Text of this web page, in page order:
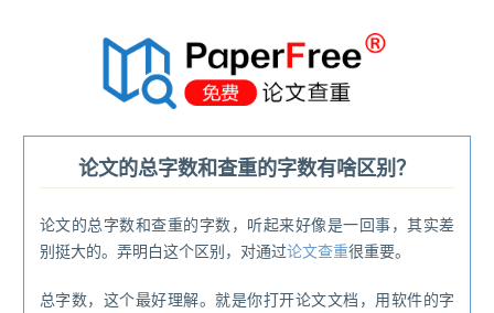
论文的总字数和查重的字数有啥区别？
论文的总字数和查重的字数，听起来好像是一回事，其实差
别挺大的。弄明白这个区别，对通过论文查重很重要。
总字数，这个最好理解。就是你打开论文文档，用软件的字